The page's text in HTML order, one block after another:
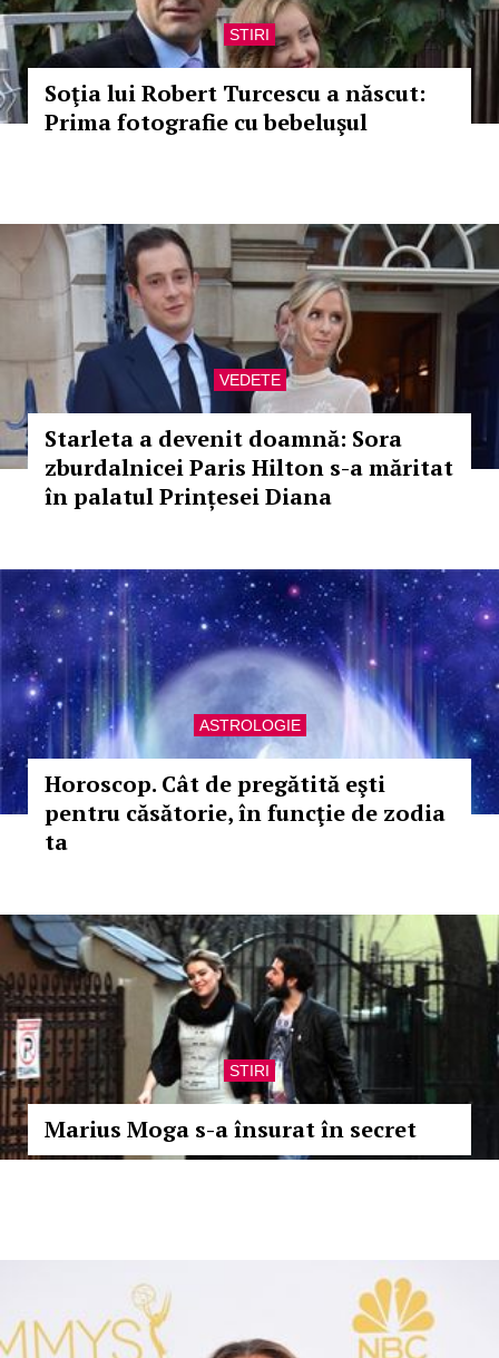
STIRI
Soţia lui Robert Turcescu a născut:
Prima fotografie cu bebeluşul
VEDETE
Starleta a devenit doamnă: Sora
zburdalnicei Paris Hilton s-a măritat
în palatul Prințesei Diana
ASTROLOGIE
Horoscop. Cât de pregătită eşti
pentru căsătorie, în funcţie de zodia
ta
STIRI
Marius Moga s-a însurat în secret